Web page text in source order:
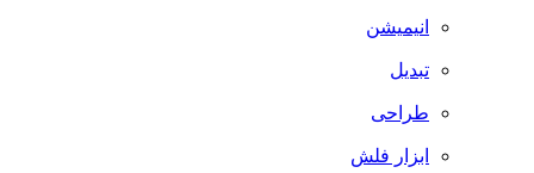
انیمیشن
تبدیل
طراحی
ابزار فلش